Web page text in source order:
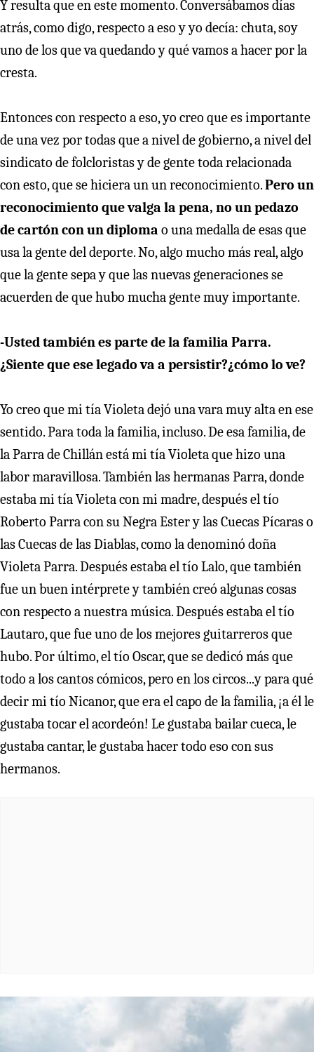
Y resulta que en este momento. Conversábamos días
atrás, como digo, respecto a eso y yo decía: chuta, soy
uno de los que va quedando y qué vamos a hacer por la
cresta.
Entonces con respecto a eso, yo creo que es importante
de una vez por todas que a nivel de gobierno, a nivel del
sindicato de folcloristas y de gente toda relacionada
con esto, que se hiciera un un reconocimiento.Pero un
reconocimiento que valga la pena, no un pedazo
de cartón con un diploma o una medalla de esas que
usa la gente del deporte. No, algo mucho más real, algo
que la gente sepa y que las nuevas generaciones se
acuerden de que hubo mucha gente muy importante.
-Usted también es parte de la familia Parra.
¿Siente que ese legado va a persistir?¿cómo lo ve?
Yo creo que mi tía Violeta dejó una vara muy alta en ese
sentido. Para toda la familia, incluso. De esa familia, de
la Parra de Chillán está mi tía Violeta que hizo una
labor maravillosa. También las hermanas Parra, donde
estaba mi tía Violeta con mi madre, después el tío
Roberto Parra con su Negra Ester y las Cuecas Pícaras o
las Cuecas de las Diablas, como la denominó doña
Violeta Parra. Después estaba el tío Lalo, que también
fue un buen intérprete y también creó algunas cosas
con respecto a nuestra música. Después estaba el tío
Lautaro, que fue uno de los mejores guitarreros que
hubo. Por último, el tío Oscar, que se dedicó más que
todo a los cantos cómicos, pero en los circos...y para qué
decir mi tío Nicanor, que era el capo de la familia, ¡a él le
gustaba tocar el acordeón! Le gustaba bailar cueca, le
gustaba cantar, le gustaba hacer todo eso con sus
hermanos.